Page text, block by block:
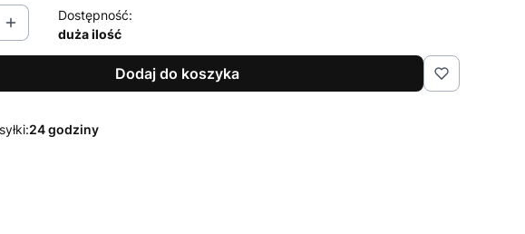
Dostępność:
duża ilość
Dodaj do koszyka
24 godziny